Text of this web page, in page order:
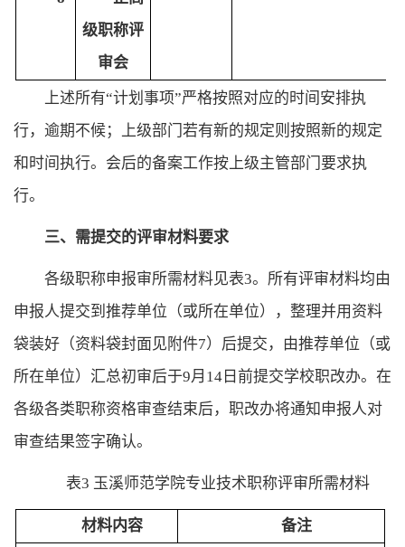
级职称评
审会
上述所有“计划事项”严格按照对应的时间安排执
行， 逾期不候；上级部门若有新的规定则按照新的规定
和时间执行。会后的备案工作按上级主管部门要求执
行。
三、需提交的评审材料要求
各级职称申报审所需材料见表3。 所有评审材料均由
申报人提交到推荐单位（或所在单位）， 整理并用资料
袋装好（资料袋封面见附件7）后提交 ，
由推荐单位（或
所在单位）汇总初审后于9月14日前提交学校职改办。 在
各级各类职称资格审查结束后，职改办将通知申报人对
审查结果签字确认。
表3 玉溪师范学院专业技术职称评审所需材料
材料内容
备注